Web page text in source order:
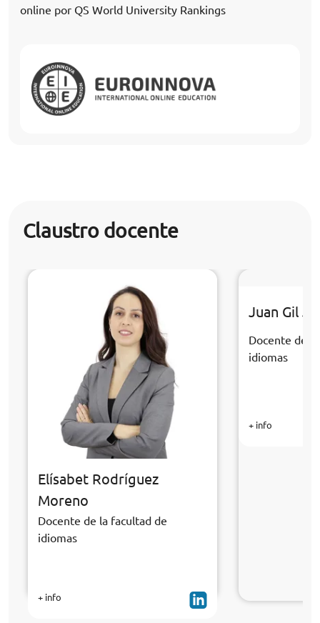
online por QS World University Rankings
Claustro docente
Elísabet Rodríguez
Moreno
Docente de la facultad de
idiomas
+ info
Juan Gil
Docente de
idiomas
+ info